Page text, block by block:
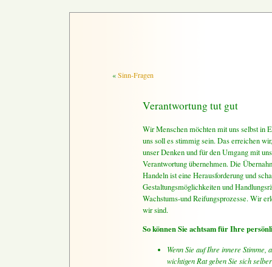
«Sinn-Fragen
Verantwortung tut gut
Wir Menschen möchten mit uns selbst in
uns soll es stimmig sein. Das erreichen
unser Denken und für den Umgang mit
Verantwortung übernehmen. Die
Handeln ist eine Herausforderung und
Gestaltungsmöglichkeiten und
Wachstums-und Reifungsprozesse. Wir
wir sind.
So können Sie achtsam für Ihre
Wenn Sie auf Ihre innere Stimme,
wichtigen Rat geben Sie sich